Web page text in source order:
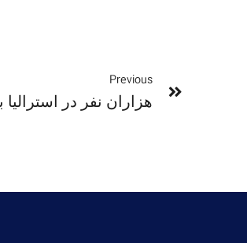
Previous
هزاران نفر در